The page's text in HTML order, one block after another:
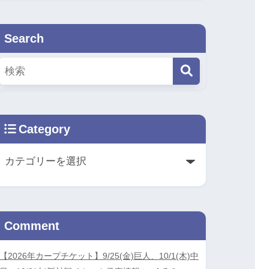
Search
Category
Comment
【2026年カープチケット】9/25(金)巨人、10/1(木)中